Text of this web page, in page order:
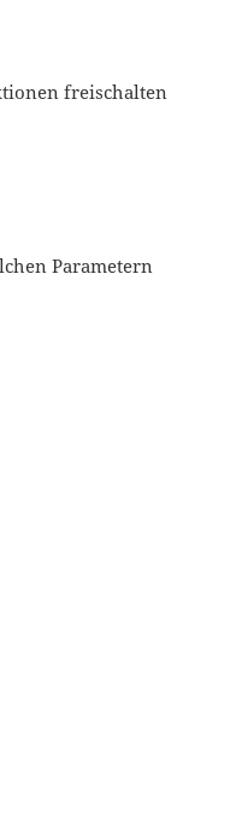
freischalten
Parametern